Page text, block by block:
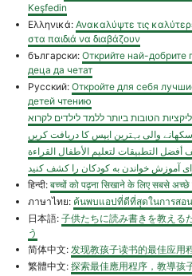
Keşfedin
Ελληνικά: Ανακαλύψτε τις
στα παιδιά να διαβάζουν
български: Открийте най-добрите
деца да четат
Русский: Откройте для себя
детей чтению
הטובות ביותר ללמד לילדים לקרוא
والی بہترین ایپس کا دریافت کریں
أفضل التطبيقات لتعليم الأطفال القراءة
آموزش خواندن به کودکان را کشف کنید
हिन्दी: बच्चों को पढ़ना सिखाने के लिए सबसे अच्छे
ภาษาไทย: ค้นพบแอปที่ดีที่สุดในการสอ
日本語: 子供たちに読み書きを教える
う
简体中文: 发现教孩子读书的最佳应用
繁體中文: 探索最佳應用程序，教導孩